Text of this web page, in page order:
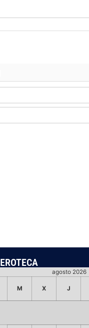
agosto 2026
M X J